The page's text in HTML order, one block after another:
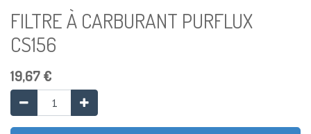
FILTRE À CARBURANT PURFLUX
CS156
19,67€